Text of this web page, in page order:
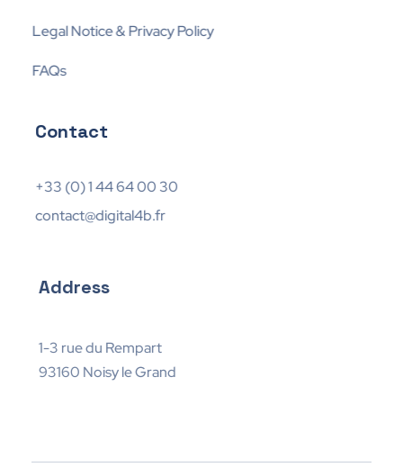
Legal Notice & Privacy Policy
FAQs
Contact
+33 (0) 1 44 64 00 30
contact@digital4b.fr
Address
1-3 rue du Rempart
93160 Noisy le Grand